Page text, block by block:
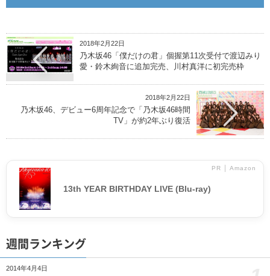
2018年2月22日
乃木坂46「僕だけの君」個握第11次受付で渡辺みり
愛・鈴木絢音に追加完売、川村真洋に初完売枠
2018年2月22日
乃木坂46、デビュー6周年記念で「乃木坂46時間
TV」が約2年ぶり復活
PR │ Amazon
13th YEAR BIRTHDAY LIVE (Blu-ray)
週間ランキング
2014年4月4日